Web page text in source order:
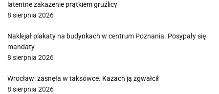
latentne zakażenie prątkiem gruźlicy
8 sierpnia 2026
Naklejał plakaty na budynkach w centrum Poznania. Posypały się
mandaty
8 sierpnia 2026
Wrocław: zasnęła w taksówce. Kazach ją zgwałcił
8 sierpnia 2026